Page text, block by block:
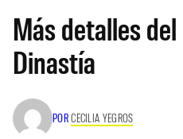
Más detalles
Dinastía
PORCECILIA YEGROS